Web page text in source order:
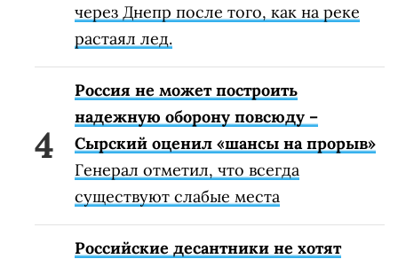
через Днепр после того, как на реке
растаял лед.
Россия не может построить
надежную оборону повсюду –
Сырский оценил «шансы на прорыв»
Генерал отметил, что всегда
существуют слабые места
Российские десантники не хотят